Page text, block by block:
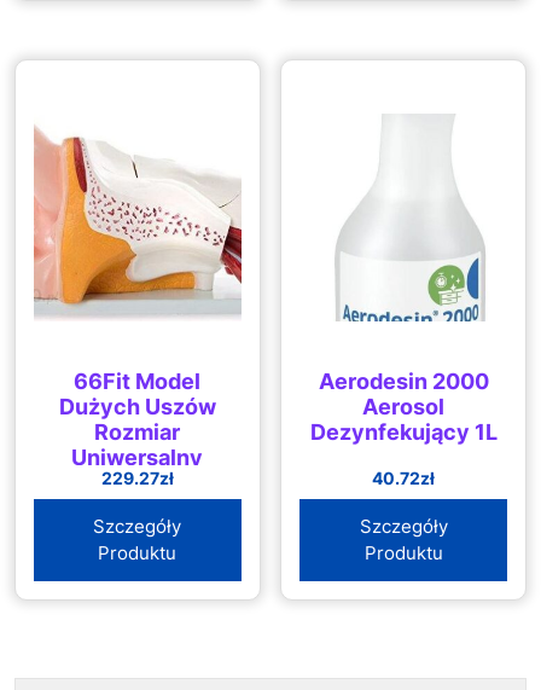
66Fit Model
Dużych Uszów
Rozmiar
Uniwersalny
229.27zł
Szczegóły
Produktu
Aerodesin 2000
Aerosol
Dezynfekujący 1L
40.72zł
Szczegóły
Produktu